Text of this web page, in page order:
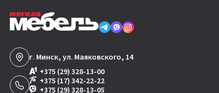
г. Минск, ул. Маяковского, 14
+375 (29) 328-13-00
+375 (17) 342-22-22
+375 (29) 328-13-05